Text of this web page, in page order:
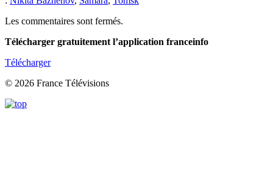
Les commentaires sont fermés.
Télécharger gratuitement l’application franceinfo
Télécharger
© 2026 France Télévisions